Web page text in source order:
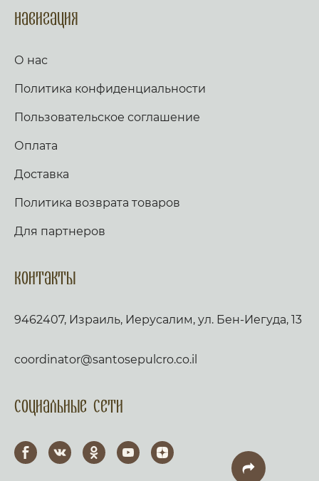
Навигация
О нас
Политика конфиденциальности
Пользовательское соглашение
Оплата
Доставка
Политика возврата товаров
Для партнеров
Контакты
9462407, Израиль, Иерусалим, ул. Бен-Иегуда, 13
coordinator@santosepulcro.co.il
Социальные сети